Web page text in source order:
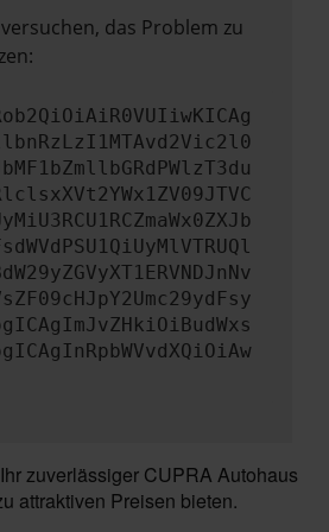
das Problem zu
zuverlässiger CUPRA Autohaus
attraktiven Preisen bieten.